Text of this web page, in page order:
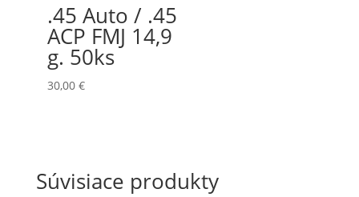
.45 Auto / .45
ACP FMJ 14,9
g. 50ks
30,00 €
Súvisiace produkty